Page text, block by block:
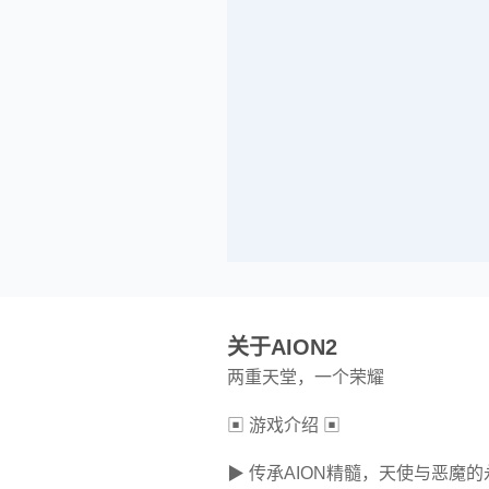
关于AION2
两重天堂，一个荣耀
▣ 游戏介绍 ▣
▶ 传承AION精髓，天使与恶魔的